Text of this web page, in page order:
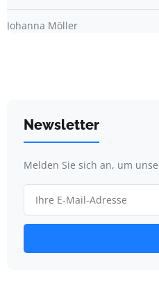
Johanna Möller
Newsletter
Melden Sie sich an, um